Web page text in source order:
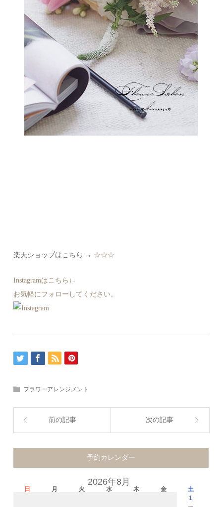
楽天ショップはこちら → ☆☆☆
Instagramはこちら↓↓
お気軽にフォローしてください。
フラワーアレンジメント
前の記事 次の記事
予約カレンダー
2026年8月
日 月 火 水 木 金
土
1